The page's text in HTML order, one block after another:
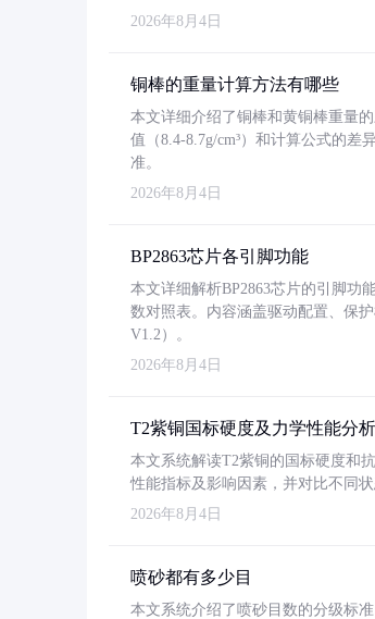
2026年8月4日
铜棒的重量计算方法有哪些
本文详细介绍了铜棒和黄铜棒重量
值（8.4-8.7g/cm³）和计算公式的差
准。
2026年8月4日
BP2863芯片各引脚功能
本文详细解析BP2863芯片的引脚功
数对照表。内容涵盖驱动配置、保
V1.2）。
2026年8月4日
T2紫铜国标硬度及力学性能分析
本文系统解读T2紫铜的国标硬度和
性能指标及影响因素，并对比不同
2026年8月4日
喷砂都有多少目
本文系统介绍了喷砂目数的分级标